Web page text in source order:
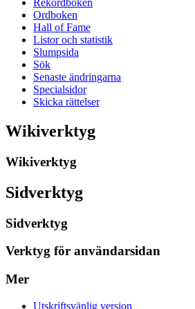
Rekordboken
Ordboken
Hall of Fame
Listor och statistik
Slumpsida
Sök
Senaste ändringarna
Specialsidor
Skicka rättelser
Wikiverktyg
Wikiverktyg
Sidverktyg
Sidverktyg
Verktyg för användarsidan
Mer
Utskriftsvänlig version